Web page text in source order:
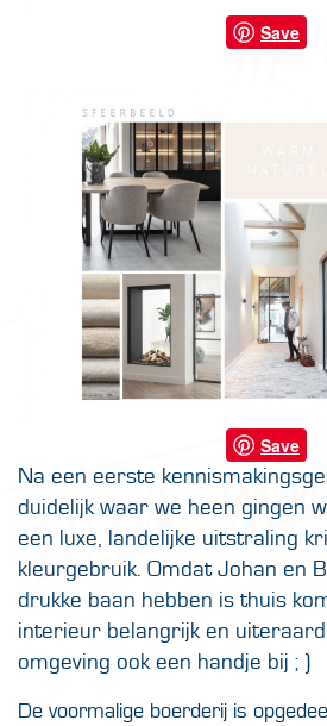
Save
Save
Na een eerste
duidelijk waar we heen gingen
een luxe, landelijke uitstraling
kleurgebruik. Omdat Johan en
drukke baan hebben is thuis
interieur belangrijk en
omgeving ook een handje bij ; )
De voormalige boerderij is